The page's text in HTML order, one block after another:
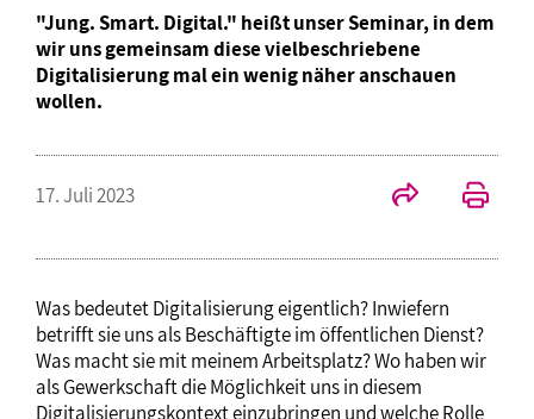
"Jung. Smart. Digital." heißt unser Seminar, in dem
wir uns gemeinsam diese vielbeschriebene
Digitalisierung mal ein wenig näher anschauen
wollen.
17. Juli 2023
Was bedeutet Digitalisierung eigentlich? Inwiefern
betrifft sie uns als Beschäftigte im öffentlichen Dienst?
Was macht sie mit meinem Arbeitsplatz? Wo haben wir
als Gewerkschaft die Möglichkeit uns in diesem
Digitalisierungskontext einzubringen und welche Rolle